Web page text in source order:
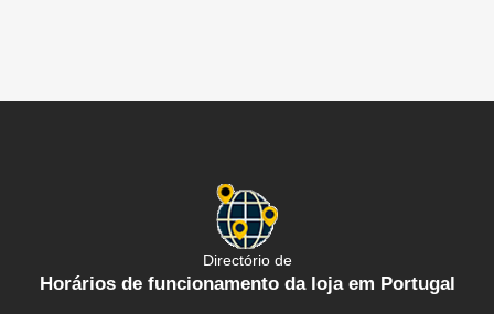
Directório de
Horários de funcionamento da loja em Portugal